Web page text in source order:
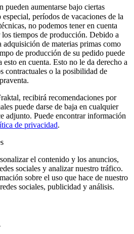
pueden aumentarse bajo ciertas
períodos de vacaciones de la
no podemos tener en cuenta
los tiempos de producción. Debido a
adquisición de materias primas como
de producción de su pedido puede
esto en cuenta. Esto no le da derecho a
contractuales o la posibilidad de
recibirá recomendaciones por
puede darse de baja en cualquier
adjunto. Puede encontrar información
de privacidad.
el contenido y los anuncios,
sociales y analizar nuestro tráfico.
sobre el uso que hace de nuestro
sociales, publicidad y análisis.